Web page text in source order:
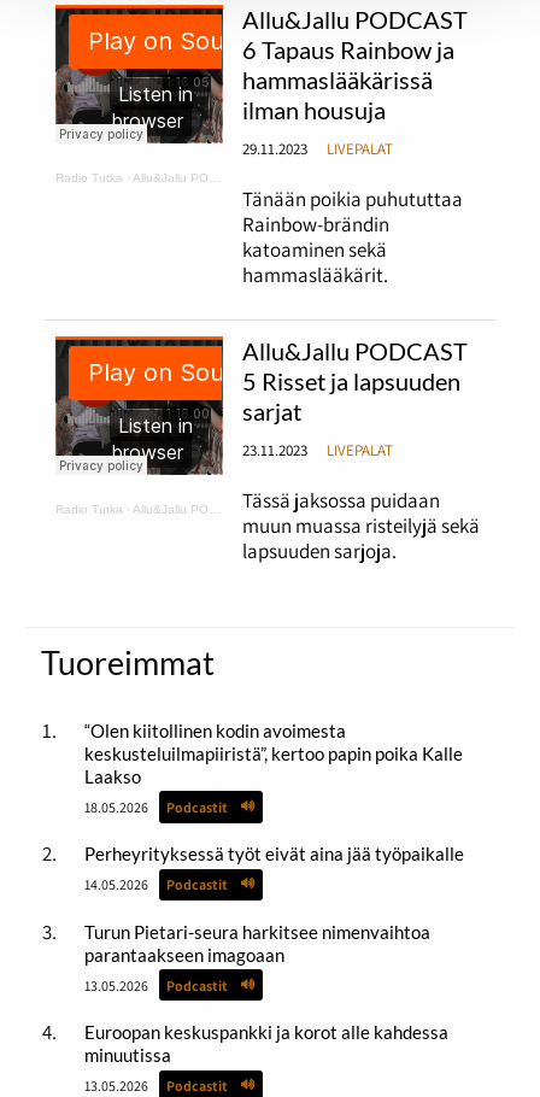
Radio Tutka · Allu&Jallu PODCAST 6 Tapaus Rainbow ja hammaslääkärissä ilman housuja
Allu&Jallu PODCAST
6 Tapaus Rainbow ja
hammaslääkärissä
ilman housuja
29.11.2023 LIVEPALAT
Tänään poikia puhututtaa
Rainbow-brändin
katoaminen sekä
hammaslääkärit.
Radio Tutka · Allu&Jallu PODCAST 5 Risset ja lapsuuden sarjat
Allu&Jallu PODCAST
5 Risset ja lapsuuden
sarjat
23.11.2023 LIVEPALAT
Tässä jaksossa puidaan
muun muassa risteilyjä sekä
lapsuuden sarjoja.
Tuoreimmat
“Olen kiitollinen kodin avoimesta
keskusteluilmapiiristä”, kertoo papin poika Kalle
Laakso
18.05.2026 Podcastit
Perheyrityksessä työt eivät aina jää työpaikalle
14.05.2026 Podcastit
Turun Pietari-seura harkitsee nimenvaihtoa
parantaakseen imagoaan
13.05.2026 Podcastit
Euroopan keskuspankki ja korot alle kahdessa
minuutissa
13.05.2026 Podcastit